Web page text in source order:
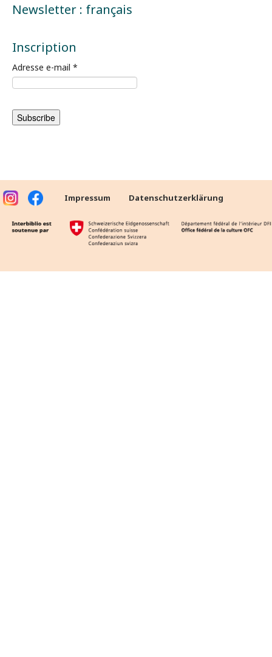
Newsletter : français
Inscription
Adresse e-mail *
Impressum Datenschutzerklärung